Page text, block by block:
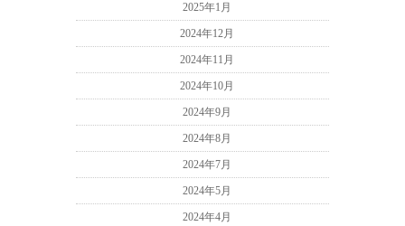
2025年1月
2024年12月
2024年11月
2024年10月
2024年9月
2024年8月
2024年7月
2024年5月
2024年4月